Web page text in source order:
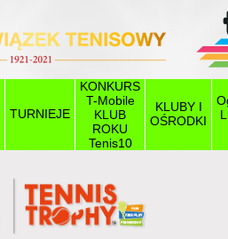
TURNIEJE
KONKURS
T-Mobile
KLUB
ROKU
Tenis10
KLUBY I
OŚRODKI